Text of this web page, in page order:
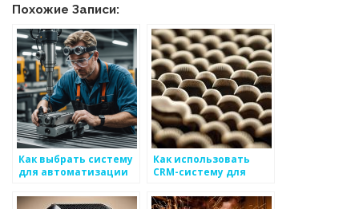
Похожие Записи:
Как выбрать систему
для автоматизации
металлоизделий
Как использовать
CRM-систему для
бизнеса в области